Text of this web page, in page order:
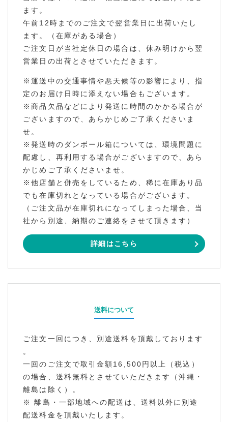
ます。
午前12時までのご注文で翌営業日に出荷いたし
ます。（在庫がある場合）
ご注文日が当社定休日の場合は、休み明けから翌
営業日の出荷とさせていただきます。
※運送中の交通事情や悪天候等の影響により、指
定のお届け日時に添えない場合もございます。
※商品欠品などにより発送に時間のかかる場合が
ございますので、あらかじめご了承くださいま
せ。
※発送時のダンボール箱については、環境問題に
配慮し、再利用する場合がございますので、あら
かじめご了承くださいませ。
※他店舗と併売をしているため、稀に在庫あり品
でも在庫切れとなっている場合がございます。
（ご注文品が在庫切れになってしまった場合、当
社から別途、納期のご連絡をさせて頂きます）
詳細はこちら
送料について
ご注文一回につき、別途送料を頂戴しております
。
一回のご注文で取引金額16,500円以上（税込）
の場合、送料無料とさせていただきます（沖縄・
離島は除く）。
※ 離島・一部地域への配送は、送料以外に別途
配送料金を頂戴いたします。